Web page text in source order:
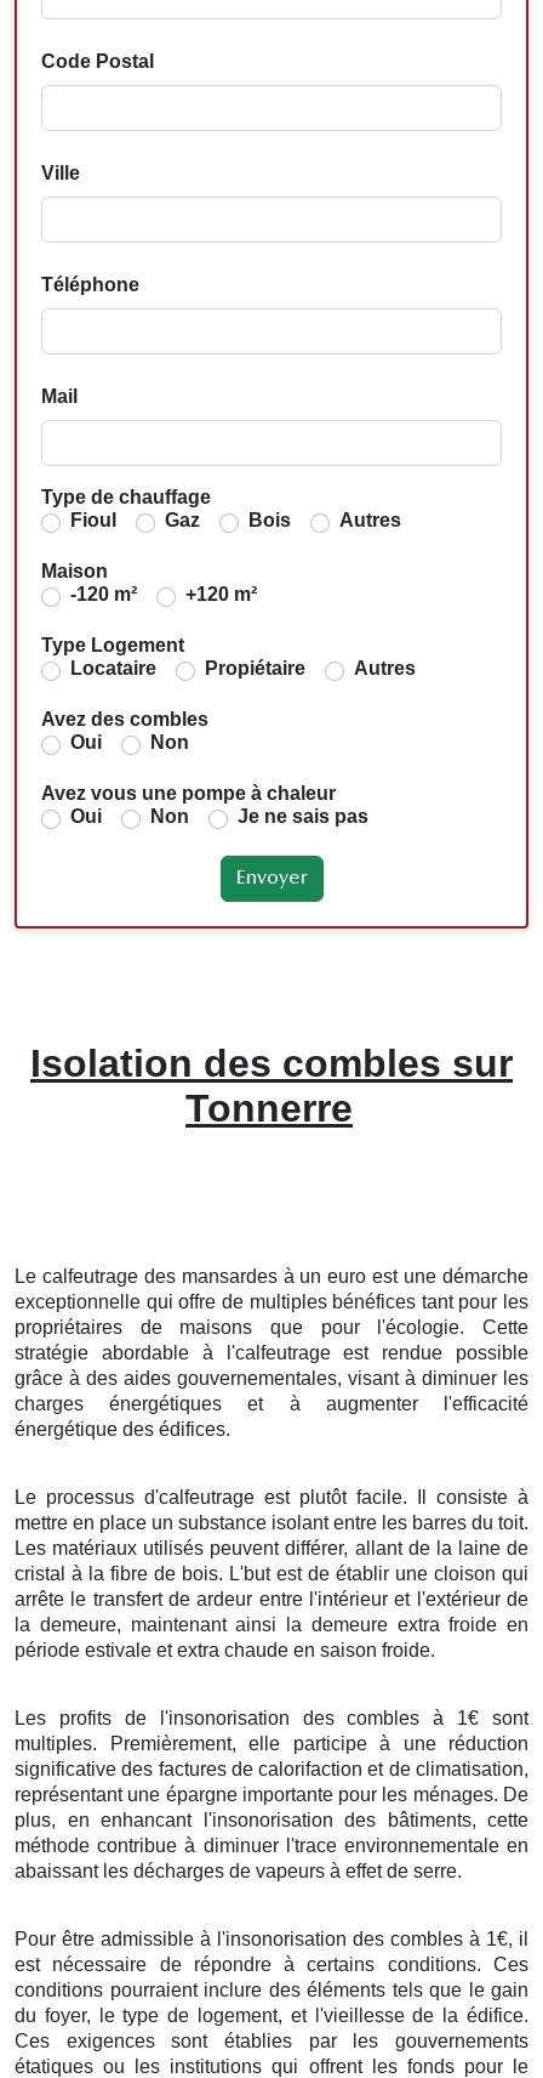
Code Postal
Ville
Téléphone
Mail
Type de chauffage
Fioul
Gaz Bois Autres
Maison
-120 m²
+120 m²
Type Logement
Locataire
Propiétaire Autres
Avez des combles
Oui
Non
Avez vous une pompe à chaleur
Oui
Non Je ne sais pas
Isolation des combles sur
Tonnerre
Le calfeutrage des mansardes à un euro est une démarche
exceptionnelle qui offre de multiples bénéfices tant pour les
propriétaires de maisons que pour l'écologie. Cette
stratégie abordable à l'calfeutrage est rendue possible
grâce à des aides gouvernementales, visant à diminuer les
charges énergétiques et à augmenter l'efficacité
énergétique des édifices.
Le processus d'calfeutrage est plutôt facile. Il consiste à
mettre en place un substance isolant entre les barres du toit.
Les matériaux utilisés peuvent différer, allant de la laine de
cristal à la fibre de bois. L'but est de établir une cloison qui
arrête le transfert de ardeur entre l'intérieur et l'extérieur de
la demeure, maintenant ainsi la demeure extra froide en
période estivale et extra chaude en saison froide.
Les profits de l'insonorisation des combles à 1€ sont
multiples. Premièrement, elle participe à une réduction
significative des factures de calorifaction et de climatisation,
représentant une épargne importante pour les ménages. De
plus, en enhancant l'insonorisation des bâtiments, cette
méthode contribue à diminuer l'trace environnementale en
abaissant les décharges de vapeurs à effet de serre.
Pour être admissible à l'insonorisation des combles à 1€, il
est nécessaire de répondre à certains conditions. Ces
conditions pourraient inclure des éléments tels que le gain
du foyer, le type de logement, et l'vieillesse de la édifice.
Ces exigences sont établies par les gouvernements
étatiques ou les institutions qui offrent les fonds pour le